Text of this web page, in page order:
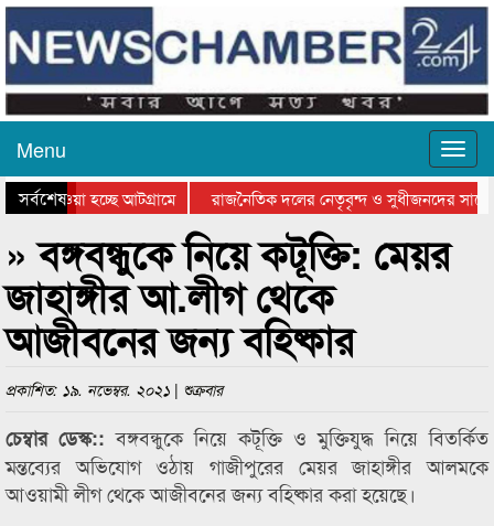
Menu
সর্বশেষ
যাওয়া হচ্ছে আটগ্রামে
রাজনৈতিক দলের নেতৃবৃন্দ ও সুধীজনদের সাথে
সিলেটে বাংলাদেশ গ্রুপ থিয়েটার
» বঙ্গবন্ধুকে নিয়ে কটূক্তি: মেয়র
জাহাঙ্গীর আ.লীগ থেকে
আজীবনের জন্য বহিষ্কার
প্রকাশিত: ১৯. নভেম্বর. ২০২১ | শুক্রবার
চেম্বার ডেস্ক::বঙ্গবন্ধুকে নিয়ে কটূক্তি ও মুক্তিযুদ্ধ নিয়ে বিতর্কিত
মন্তব্যের অভিযোগ ওঠায় গাজীপুরের মেয়র জাহাঙ্গীর আলমকে
আওয়ামী লীগ থেকে আজীবনের জন্য বহিষ্কার করা হয়েছে।